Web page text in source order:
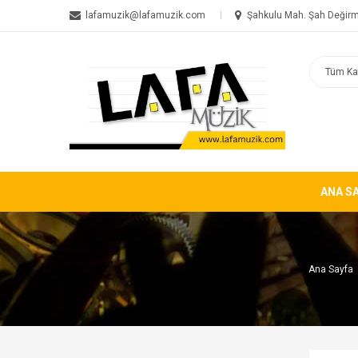
lafamuzik@lafamuzik.com Şahkulu Mah. Şah
ANA
Ana Sayfa